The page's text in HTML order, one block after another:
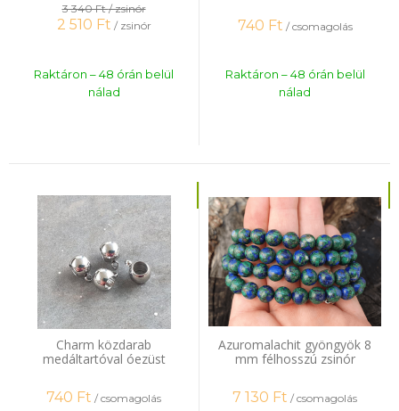
3 340 Ft/ zsinór
2 510 Ft / zsinór
Raktáron – 48 órán belül
nálad
740 Ft / csomagolás
Raktáron – 48 órán belül
nálad
Charm közdarab
medáltartóval óezüst
740 Ft / csomagolás
Azuromalachit gyöngyök 8
mm félhosszú zsinór
7 130 Ft / csomagolás